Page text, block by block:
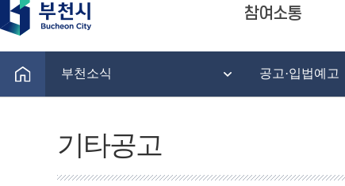
참여소통
부천소식 공고·입법예고
기타공고